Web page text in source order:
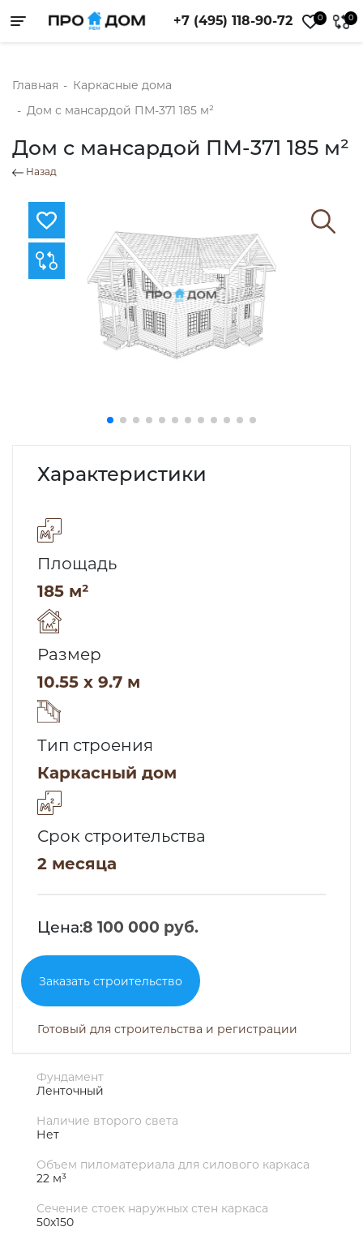
Toggle navigation +7 (495) 118-90-72 0 0
Главная - Каркасные дома
- Дом с мансардой ПМ-371 185 м²
Дом с мансардой ПМ-371 185 м²
Назад
Характеристики
Площадь
185 м²
Размер
10.55 x 9.7 м
Тип строения
Каркасный дом
Срок строительства
2 месяца
Цена:8 100 000 руб.
Заказать строительство
Готовый для строительства и регистрации
Фундамент
Ленточный
Наличие второго света
Нет
Объем пиломатериала для силового каркаса
22 м³
Сечение стоек наружных стен каркаса
50х150